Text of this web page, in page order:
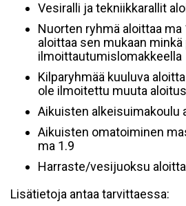
Vesiralli ja tekniikkarallit
Nuorten ryhmä aloittaa ma
aloittaa sen mukaan
ilmoittautumislomakkeella
Kilparyhmää kuuluva
ole ilmoitettu muuta
Aikuisten alkeisuimakoulu
Aikuisten omatoiminen
ma 1.9
Harraste/vesijuoksu
Lisätietoja antaa tarvittaessa: